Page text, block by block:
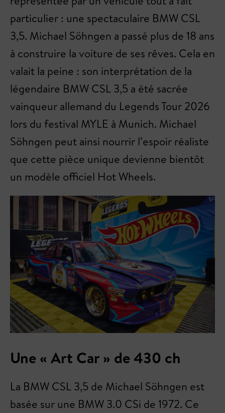
particulier : une spectaculaire BMW CSL
3,5. Michael Söhngen a passé plus de 18 ans
à construire la voiture de ses rêves. Cela en
valait la peine : son interprétation de la
légendaire BMW CSL 3,5 a été sacrée
vainqueur allemand du Legends Tour 2026
lors du festival MYLE à Munich. Michael
Söhngen peut ainsi nourrir l’espoir réaliste
que cette pièce unique devienne bientôt
un modèle officiel Hot Wheels.
Une « Art Car » de 430 ch
La BMW CSL 3,5 de Michael Söhngen est
basée sur une BMW 3.0 CSi de 1972. Ce